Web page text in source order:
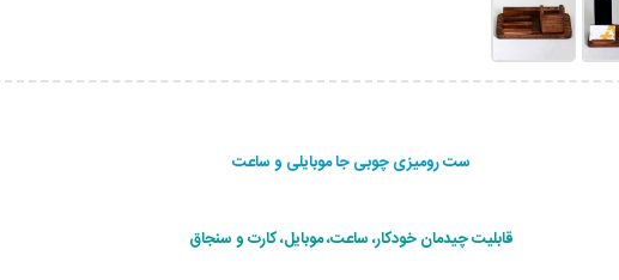
ست رومیزی چوبی جا موبایلی و ساعت
قابلیت چیدمان خودکار، ساعت، موبایل، کارت و سنجاق